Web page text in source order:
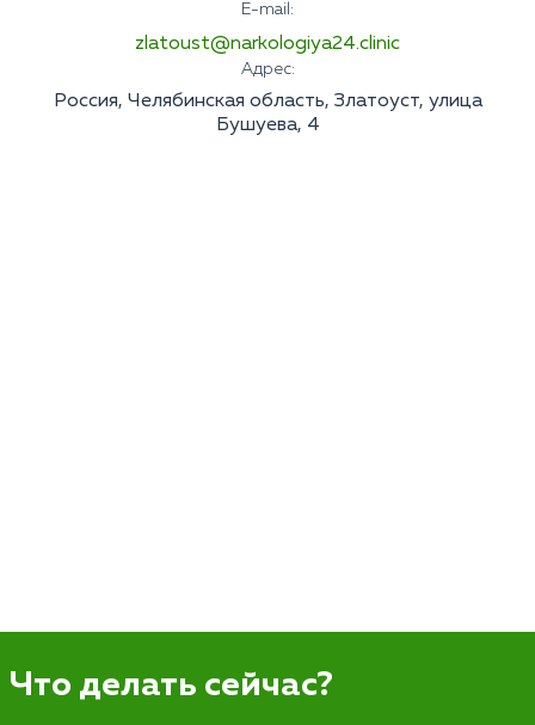
E-mail:
zlatoust@narkologiya24.clinic
Адрес:
Россия, Челябинская область, Златоуст, улица
Бушуева, 4
Что делать сейчас?